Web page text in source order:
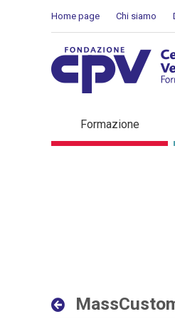
Home page Chi siamo
Formazione